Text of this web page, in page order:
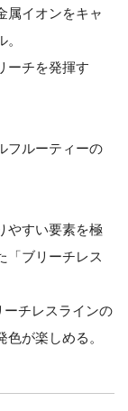
属イオンをキャ
ーチを発揮す
フルーティーの
やすい要素を極
「ブリーチレス
ーチレスラインの
が楽しめる。